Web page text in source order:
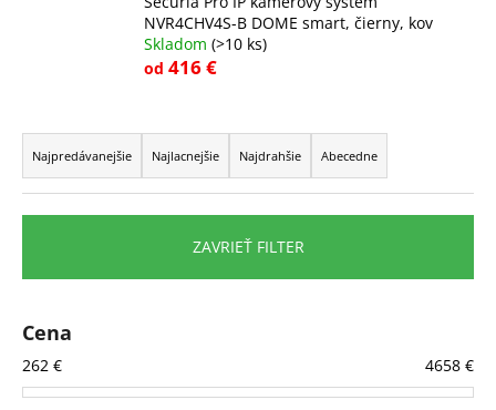
NVR4CHV4S-B DOME smart, čierny, kov
Skladom (>10 ks)
od 416 €
R
a
d
e
i
p
r
o
Najpredávanejšie Najlacnejšie Najdrahšie Abecedne
ZAVRIEŤ FILTER
Cena
262 € 4658 €